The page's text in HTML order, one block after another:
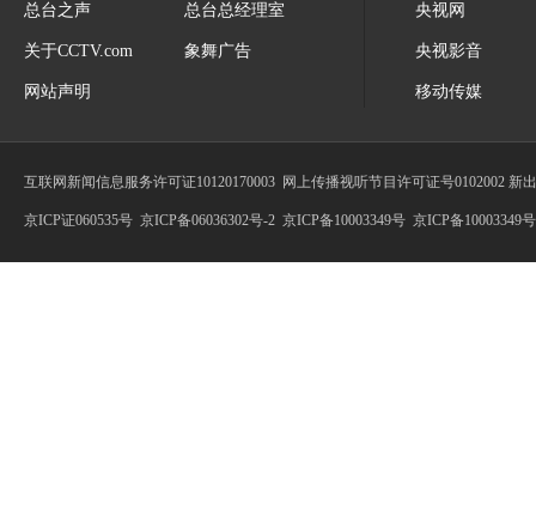
总台之声 总台总经理室
关于CCTV.com 象舞广告
网站声明
央视网
央视影音
移动传媒
互联网新闻信息服务许可证10120170003 网上传播视听节目许可证号0102002 新
京ICP证060535号 京ICP备06036302号-2 京ICP备10003349号 京ICP备10003349